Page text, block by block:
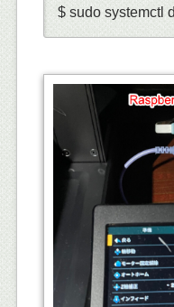
$ sudo systemctl